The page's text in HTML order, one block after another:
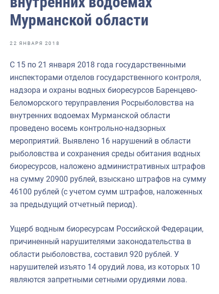
Отраслевые СМИ
Выставки и конференции
Научно-практическая литература
Рыбоохрана России
Отрасль в цифрах
Большая африканская экспедиция
Укрепление духовно-нравственных ценностей
События в России и мире
Мурманской области
22 ЯНВАРЯ 2018
С 15 по 21 января 2018 года государственными
инспекторами отделов государственного контроля,
надзора и охраны водных биоресурсов Баренцево-
Беломорского теруправления Росрыболовства на
внутренних водоемах Мурманской области
проведено восемь контрольно-надзорных
мероприятий. Выявлено 16 нарушений в области
рыболовства и сохранения среды обитания водных
биоресурсов, наложено административных штрафов
на сумму 20900 рублей, взыскано штрафов на сумму
46100 рублей (с учетом сумм штрафов, наложенных
за предыдущий отчетный период).
Ущерб водным биоресурсам Российской Федерации,
причиненный нарушителями законодательства в
области рыболовства, составил 920 рублей. У
нарушителей изъято 14 орудий лова, из которых 10
являются запретными сетными орудиями лова.